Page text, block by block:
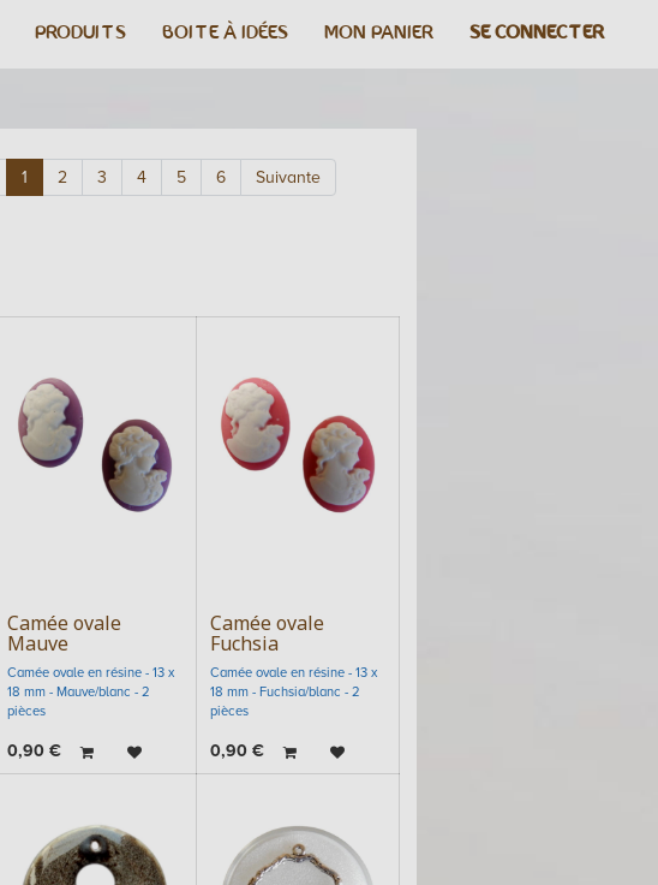
PRODUITS BOITE À IDÉES MON PANIER SE CONNECTER
1 2 3 4 5 6 Suivante
Camée ovale
Mauve
Camée ovale en résine - 13 x
18 mm - Mauve/blanc - 2
pièces
0,90€
Camée ovale
Fuchsia
Camée ovale en résine - 13 x
18 mm - Fuchsia/blanc - 2
pièces
0,90€